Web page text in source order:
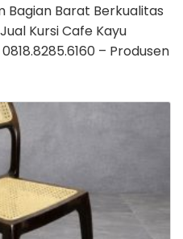
Bagian Barat Berkualitas
Kursi Cafe Kayu
– Produsen